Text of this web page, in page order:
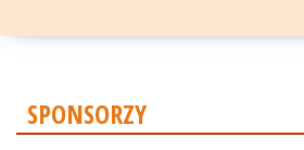
SPONSORZY